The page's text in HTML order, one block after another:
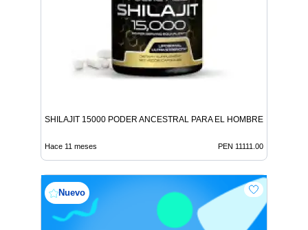
SHILAJIT 15000 PODER ANCESTRAL PARA EL HOMBRE MODERNO
Hace 11 meses PEN 11111.00
Nuevo